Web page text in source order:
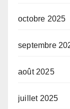
octobre 2025
septembre
août 2025
juillet 2025